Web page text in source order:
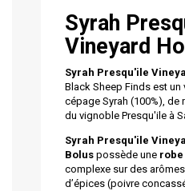
Syrah
Vineyard
Syrah Presqu'ile
Black Sheep Finds est un
cépage Syrah (100%), de
du vignoble Presqu'ile à
Syrah Presqu'ile
Bolus possède une robe
complexe sur des
d’épices (poivre